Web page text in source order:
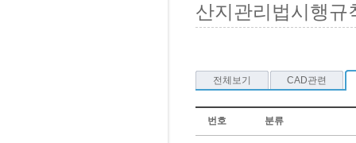
산지관리법시행규
전체보기 CAD관련
번호 분류